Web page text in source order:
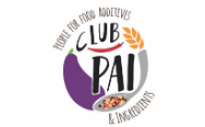
Skip to content